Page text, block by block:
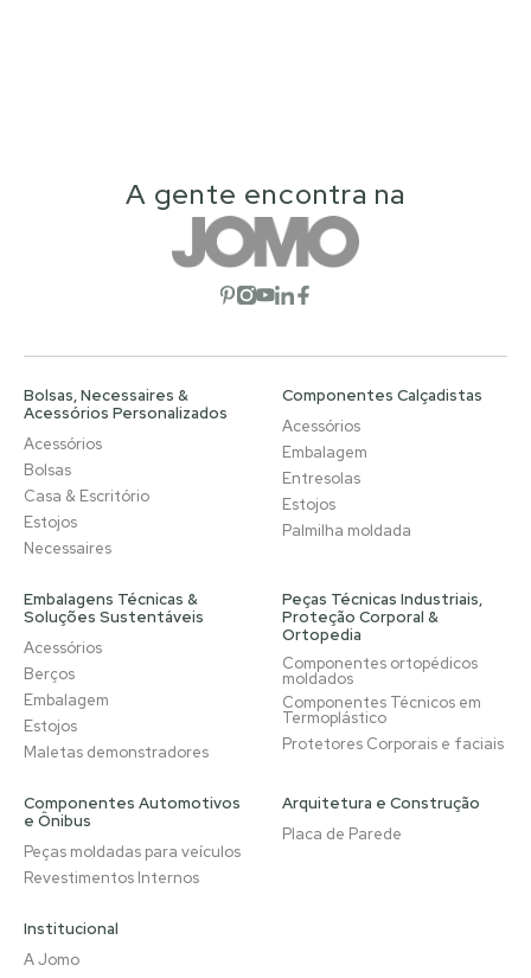
A gente encontra na
Abrir rede social
Abrir rede social
Abrir rede social
Abrir rede social
Abrir rede social
Bolsas, Necessaires &
Acessórios Personalizados
Acessórios
Bolsas
Casa & Escritório
Estojos
Necessaires
Componentes Calçadistas
Acessórios
Embalagem
Entresolas
Estojos
Palmilha moldada
Embalagens Técnicas &
Soluções Sustentáveis
Acessórios
Berços
Embalagem
Estojos
Maletas demonstradores
Peças Técnicas Industriais,
Proteção Corporal &
Ortopedia
Componentes ortopédicos
moldados
Componentes Técnicos em
Termoplástico
Protetores Corporais e faciais
Componentes Automotivos
e Ônibus
Peças moldadas para veículos
Revestimentos Internos
Arquitetura e Construção
Placa de Parede
Institucional
A Jomo